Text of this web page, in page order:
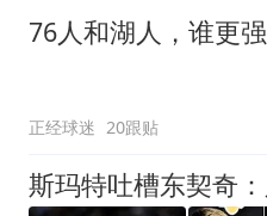
76人和湖人，谁更强
正经球迷 20跟贴